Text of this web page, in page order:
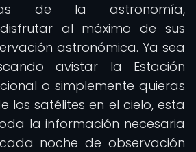
de la astronomía,
al máximo de sus
astronómica. Ya sea
avistar la Estación
o simplemente quieras
los satélites en el cielo, esta
la información necesaria
noche de observación